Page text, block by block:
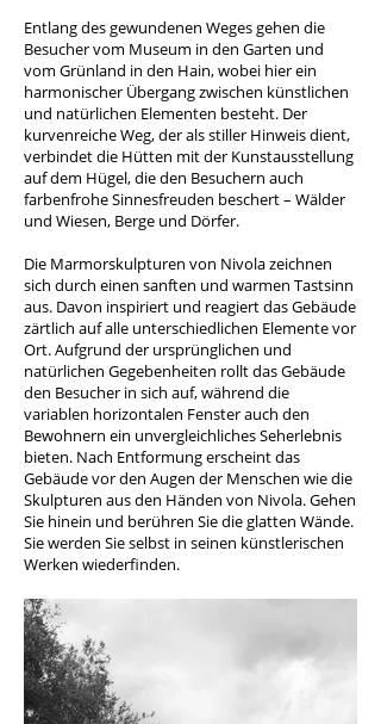
Entlang des gewundenen Weges gehen die
Besucher vom Museum in den Garten und
vom Grünland in den Hain, wobei hier ein
harmonischer Übergang zwischen künstlichen
und natürlichen Elementen besteht. Der
kurvenreiche Weg, der als stiller Hinweis dient,
verbindet die Hütten mit der Kunstausstellung
auf dem Hügel, die den Besuchern auch
farbenfrohe Sinnesfreuden beschert – Wälder
und Wiesen, Berge und Dörfer.
Die Marmorskulpturen von Nivola zeichnen
sich durch einen sanften und warmen Tastsinn
aus. Davon inspiriert und reagiert das Gebäude
zärtlich auf alle unterschiedlichen Elemente vor
Ort. Aufgrund der ursprünglichen und
natürlichen Gegebenheiten rollt das Gebäude
den Besucher in sich auf, während die
variablen horizontalen Fenster auch den
Bewohnern ein unvergleichliches Seherlebnis
bieten. Nach Entformung erscheint das
Gebäude vor den Augen der Menschen wie die
Skulpturen aus den Händen von Nivola. Gehen
Sie hinein und berühren Sie die glatten Wände.
Sie werden Sie selbst in seinen künstlerischen
Werken wiederfinden.